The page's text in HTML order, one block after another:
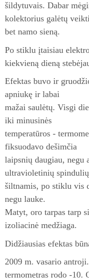
šildytuvais. Dabar
kolektorius galėtų
bet namo sieną.
Po stiklu įtaisiau
kiekvieną dieną
Efektas buvo ir
apniukę ir labai
mažai saulėtų. Visgi
iki minusinės
temperatūros -
fiksuodavo dešimčia
laipsnių daugiau, negu
ultravioletinių
šiltnamis, po stiklu vis
negu lauke.
Matyt, oro tarpas tarp
izoliacinė medžiaga.
Didžiausias efektas
2009 m. vasario
termometras rodo -10.